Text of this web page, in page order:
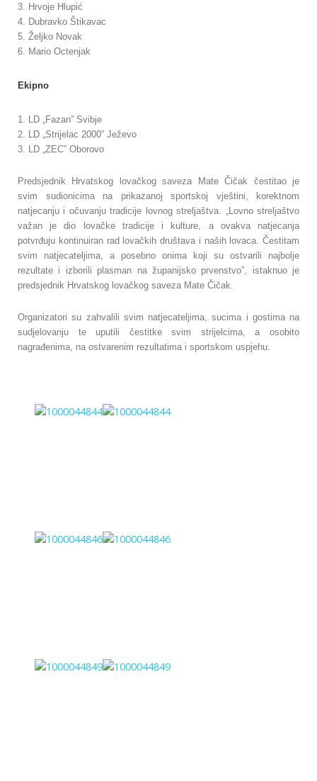
3. Hrvoje Hlupić
4. Dubravko Štikavac
5. Željko Novak
6. Mario Octenjak
Ekipno
1. LD „Fazan” Svibje
2. LD „Strijelac 2000” Ježevo
3. LD „ZEC” Oborovo
Predsjednik Hrvatskog lovačkog saveza Mate Čičak čestitao je
svim sudionicima na prikazanoj sportskoj vještini, korektnom
natjecanju i očuvanju tradicije lovnog streljaštva. „Lovno streljaštvo
važan je dio lovačke tradicije i kulture, a ovakva natjecanja
potvrđuju kontinuiran rad lovačkih društava i naših lovaca. Čestitam
svim natjecateljima, a posebno onima koji su ostvarili najbolje
rezultate i izborili plasman na županijsko prvenstvo”, istaknuo je
predsjednik Hrvatskog lovačkog saveza Mate Čičak.
Organizatori su zahvalili svim natjecateljima, sucima i gostima na
sudjelovanju te uputili čestitke svim strijelcima, a osobito
nagrađenima, na ostvarenim rezultatima i sportskom uspjehu.